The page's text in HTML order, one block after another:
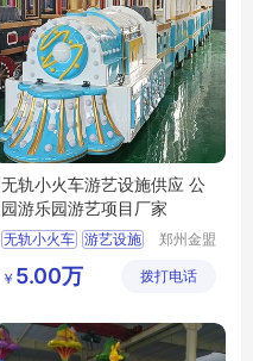
无轨小火车游艺设施供应 公
园游乐园游艺项目厂家
无轨小火车 游艺设施
郑州金盟
有限公司
￥ 5.00万 拨打电话